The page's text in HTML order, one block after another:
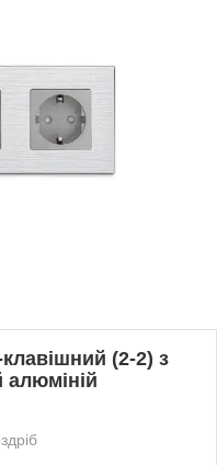
(2-2) з
алюміній